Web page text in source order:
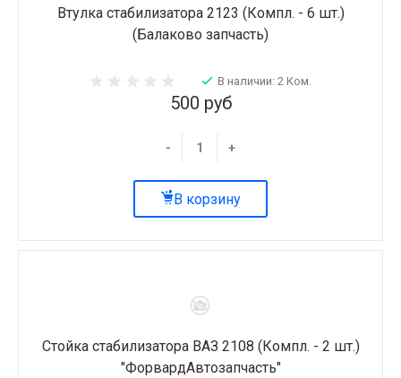
Втулка стабилизатора 2123 (Компл. - 6 шт.)
(Балаково запчасть)
В наличии: 2 Ком.
500 руб
- +
В корзину
Стойка стабилизатора ВАЗ 2108 (Компл. - 2 шт.)
"ФорвардАвтозапчасть"